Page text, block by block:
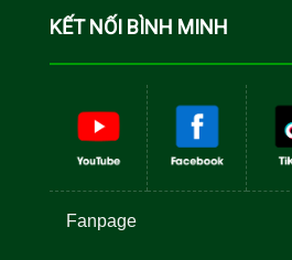
KẾT NỐI BÌNH MINH
Fanpage